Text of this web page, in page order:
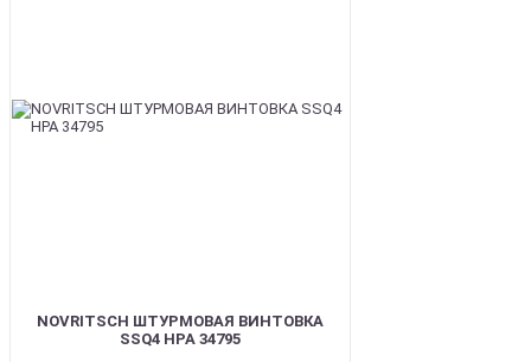
NOVRITSCH ШТУРМОВАЯ ВИНТОВКА
SSQ4 HPA 34795